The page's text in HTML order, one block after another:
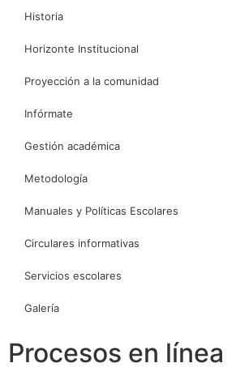
Historia
Horizonte Institucional
Proyección a la comunidad
Infórmate
Gestión académica
Metodología
Manuales y Políticas Escolares
Circulares informativas
Servicios escolares
Galería
Procesos en línea